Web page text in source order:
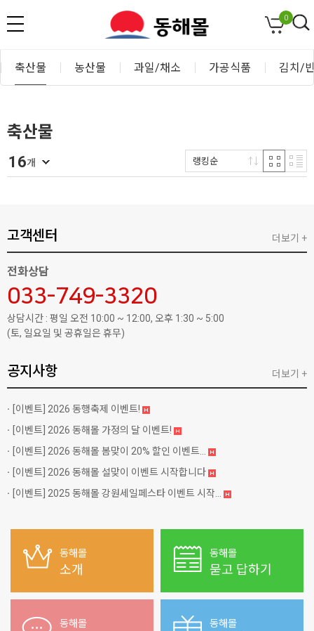
0
축산물 농산물 과일/채소 가공식품 김치/
축산물
16개 랭킹순
고객센터
전화상담
033-749-3320
상담시간 : 평일 오전 10:00 ~ 12:00, 오후 1:30 ~ 5:00
(토, 일요일 및 공휴일은 휴무)
더보기 +
공지사항
[이벤트] 2026 동행축제 이벤트!
[이벤트] 2026 동해몰 가정의 달 이벤트!
[이벤트] 2026 동해몰 봄맞이 20% 할인 이벤트...
[이벤트] 2026 동해몰 설맞이 이벤트 시작합니다
[이벤트] 2025 동해몰 강원세일페스타 이벤트 시작...
더보기 +
동해몰
소개
동해몰
묻고 답하기
동해몰 동해몰